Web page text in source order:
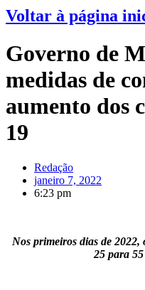
Voltar à página
Governo de
medidas de
aumento dos
19
Redação
janeiro 7, 2022
6:23 pm
Nos primeiros dias de 2022,
25 para